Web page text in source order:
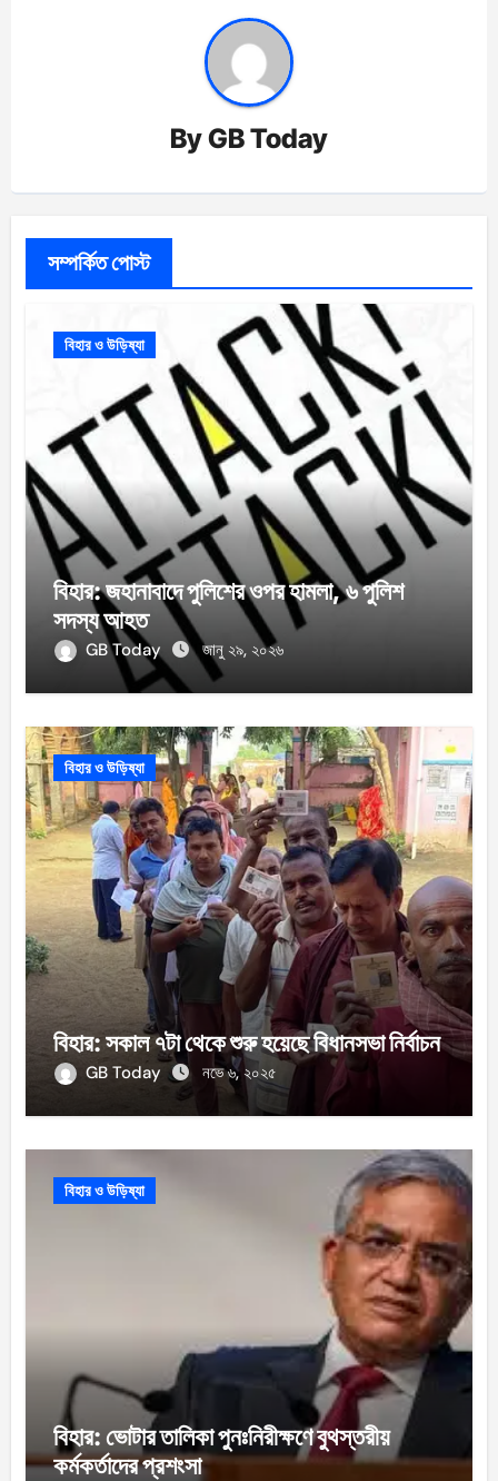
ByGB Today
সম্পর্কিত পোস্ট
বিহার ও উড়িষ্যা
বিহার: জহানাবাদে পুলিশের ওপর হামলা, ৬ পুলিশ
সদস্য আহত
GB Today জানু ২৯, ২০২৬
বিহার ও উড়িষ্যা
বিহার: সকাল ৭টা থেকে শুরু হয়েছে বিধানসভা নির্বাচন
GB Today নভে ৬, ২০২৫
বিহার ও উড়িষ্যা
বিহার: ভোটার তালিকা পুনঃনিরীক্ষণে বুথস্তরীয়
কর্মকর্তাদের প্রশংসা